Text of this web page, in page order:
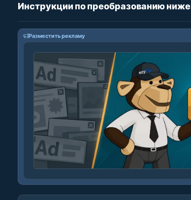
Инструкции по преобразованию ниже
Разместить рекламу